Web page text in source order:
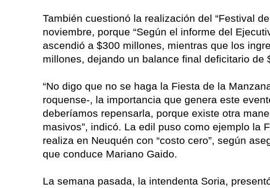
También cuestionó la realización del “Festival
noviembre, porque “Según el informe del
ascendió a $300 millones, mientras que los
millones, dejando un balance final deficitario de
“No digo que no se haga la Fiesta de la
roquense-, la importancia que genera este
deberíamos repensarla, porque existe otra
masivos”, indicó. La edil puso como ejemplo la
realiza en Neuquén con “costo cero”, según
que conduce Mariano Gaido.
La semana pasada, la intendenta Soria,